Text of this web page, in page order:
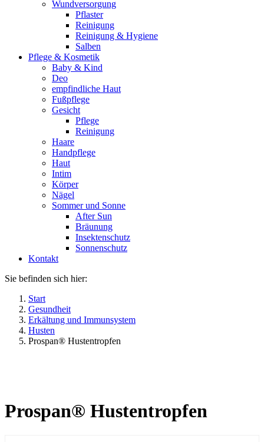
Wundversorgung
Pflaster
Reinigung
Reinigung & Hygiene
Salben
Pflege & Kosmetik
Baby & Kind
Deo
empfindliche Haut
Fußpflege
Gesicht
Pflege
Reinigung
Haare
Handpflege
Haut
Intim
Körper
Nägel
Sommer und Sonne
After Sun
Bräunung
Insektenschutz
Sonnenschutz
Kontakt
Sie befinden sich hier:
Start
Gesundheit
Erkältung und Immunsystem
Husten
Prospan® Hustentropfen
Prospan® Hustentropfen